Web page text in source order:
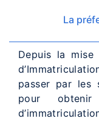
La
Depuis la mise
passer par les
pour